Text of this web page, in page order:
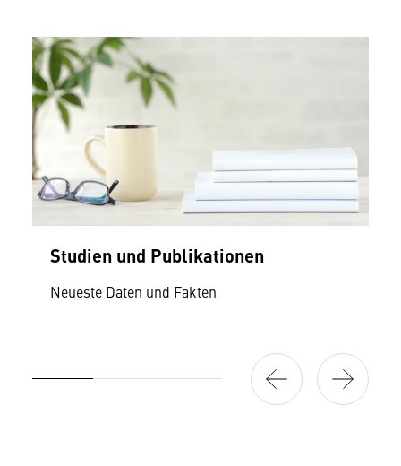
Studien und Publikationen
Neueste Daten und Fakten